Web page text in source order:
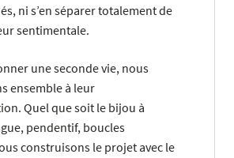
ni s’en séparer totalement de
sentimentale.
une seconde vie, nous
ensemble à leur
Quel que soit le bijou à
pendentif, boucles
construisons le projet avec le